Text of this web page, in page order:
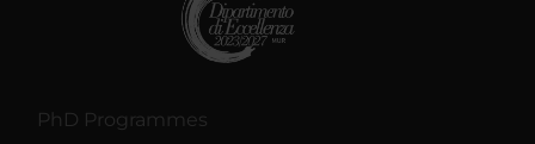
PhD Programmes